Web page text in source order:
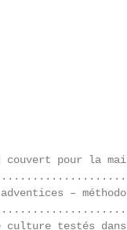
couvert pour la
–
culture testés